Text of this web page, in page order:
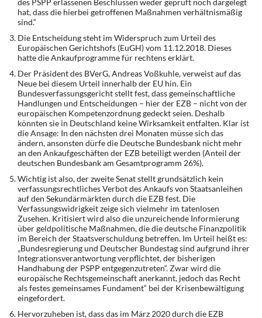
Rosa-Luxemburg-Stiftung
Über mich
Kontakt
des PSPP erlassenen Beschlüssen weder geprüft noch dargelegt
hat, dass die hierbei getroffenen Maßnahmen verhältnismäßig
sind.“
Die Entscheidung steht im Widerspruch zum Urteil des
Europäischen Gerichtshofs (EuGH) vom 11.12.2018. Dieses
hatte die Ankaufprogramme für rechtens erklärt.
Der Präsident des BVerG, Andreas Voßkuhle, verweist auf das
Neue bei diesem Urteil innerhalb der EU hin. Ein
Bundesverfassungsgericht stellt fest, dass gemeinschaftliche
Handlungen und Entscheidungen – hier der EZB – nicht von der
europäischen Kompetenzordnung gedeckt seien. Deshalb
könnten sie in Deutschland keine Wirksamkeit entfalten. Klar ist
die Ansage: In den nächsten drei Monaten müsse sich das
ändern, ansonsten dürfe die Deutsche Bundesbank nicht mehr
an den Ankaufgeschäften der EZB beteiligt werden (Anteil der
deutschen Bundesbank am Gesamtprogramm 26%).
Wichtig ist also, der zweite Senat stellt grundsätzlich kein
verfassungsrechtliches Verbot des Ankaufs von Staatsanleihen
auf den Sekundärmärkten durch die EZB fest. Die
Verfassungswidrigkeit zeige sich vielmehr im tatenlosen
Zusehen. Kritisiert wird also die unzureichende Informierung
über geldpolitische Maßnahmen, die die deutsche Finanzpolitik
im Bereich der Staatsverschuldung betreffen. Im Urteil heißt es:
„Bundesregierung und Deutscher Bundestag sind aufgrund ihrer
Integrationsverantwortung verpflichtet, der bisherigen
Handhabung der PSPP entgegenzutreten“. Zwar wird die
europäische Rechtsgemeinschaft anerkannt, jedoch das Recht
als festes gemeinsames Fundament“ bei der Krisenbewältigung
eingefordert.
Hervorzuheben ist, dass das im März 2020 durch die EZB